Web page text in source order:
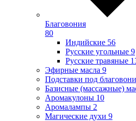
Благовония
80
Индийские 56
Русские угольные 9
Русские травяные
Эфирные масла 9
Подставки под
Базисные (массажные)
Аромакулоны 10
Аромалампы 2
Магические духи 9